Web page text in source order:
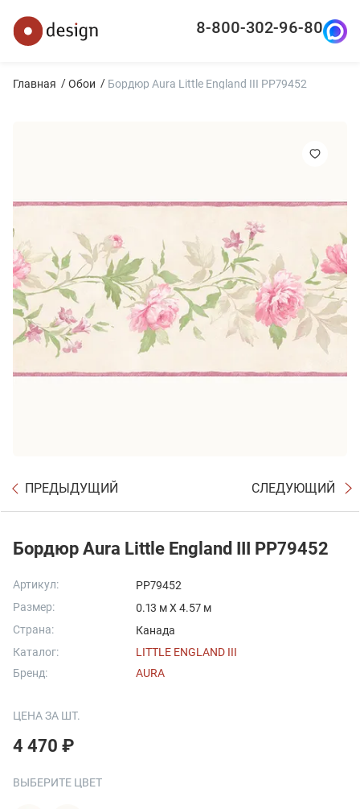
8-800-302-96-80
Главная Обои Бордюр Aura Little England III PP79452
ПРЕДЫДУЩИЙ СЛЕДУЮЩИЙ
Бордюр Aura Little England III PP79452
Артикул:
PP79452
Размер:
0.13 м X 4.57 м
Страна:
Канада
Каталог:
LITTLE ENGLAND III
Бренд:
AURA
ЦЕНА ЗА ШТ.
4 470 ₽
ВЫБЕРИТЕ ЦВЕТ